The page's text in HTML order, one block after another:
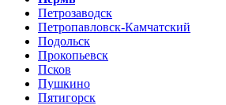
Петрозаводск
Петропавловск-Камчатский
Подольск
Прокопьевск
Псков
Пушкино
Пятигорск